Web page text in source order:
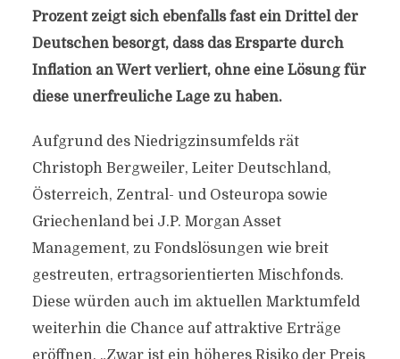
Prozent zeigt sich ebenfalls fast ein Drittel der
Deutschen besorgt, dass das Ersparte durch
Inflation an Wert verliert, ohne eine Lösung für
diese unerfreuliche Lage zu haben.
Aufgrund des Niedrigzinsumfelds rät
Christoph Bergweiler, Leiter Deutschland,
Österreich, Zentral- und Osteuropa sowie
Griechenland bei J.P. Morgan Asset
Management, zu Fondslösungen wie breit
gestreuten, ertragsorientierten Mischfonds.
Diese würden auch im aktuellen Marktumfeld
weiterhin die Chance auf attraktive Erträge
eröffnen. „Zwar ist ein höheres Risiko der Preis